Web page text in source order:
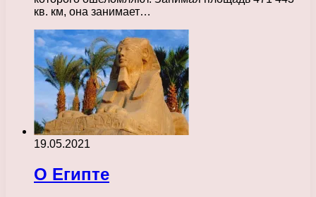
кв. км, она занимает…
19.05.2021
О Египте